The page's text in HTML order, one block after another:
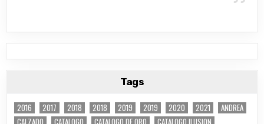
Tags
2016 2017 2018 2018 2019 2019 2020 2021
ANDREA
CALZADO
CATALOGO CATALOGO DE ORO CATALOGO ILUSION